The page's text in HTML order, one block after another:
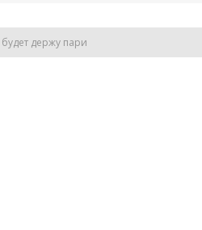
держу пари